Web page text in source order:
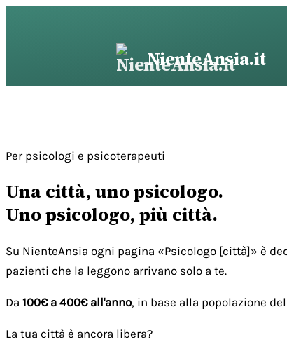
NienteAnsia.it
Per psicologi e psicoterapeuti
Una città, uno psicologo.
Uno psicologo, più città.
Su NienteAnsia ogni pagina «Psicologo [città]» è
pazienti che la leggono arrivano solo a te.
Da 100€ a 400€ all'anno, in base alla popolazione
La tua città è ancora libera?